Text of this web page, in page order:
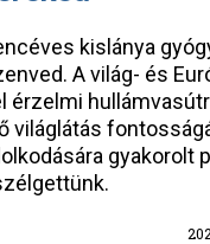
kislánya
A világ- és
érzelmi
világlátás
gyakorolt